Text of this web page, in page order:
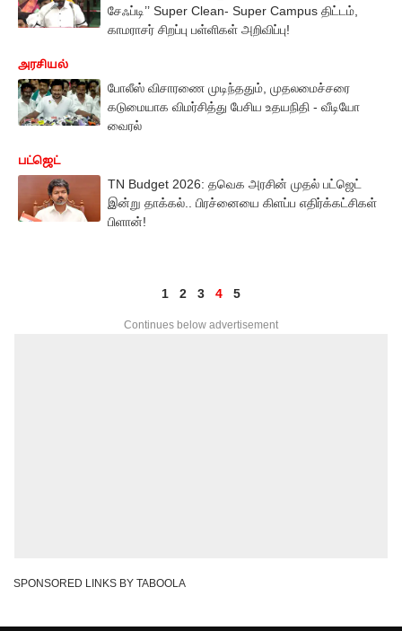
சேஃப்டி’’ Super Clean- Super Campus திட்டம்,
காமராசர் சிறப்பு பள்ளிகள் அறிவிப்பு!
அரசியல்
போலீஸ் விசாரணை முடிந்ததும், முதலமைச்சரை
கடுமையாக விமர்சித்து பேசிய உதயநிதி - வீடியோ
வைரல்
பட்ஜெட்
TN Budget 2026: தவெக அரசின் முதல் பட்ஜெட்
இன்று தாக்கல்.. பிரச்னையை கிளப்ப எதிர்க்கட்சிகள்
பிளான்!
1 2 3 4 5
Continues below advertisement
SPONSORED LINKS BY TABOOLA